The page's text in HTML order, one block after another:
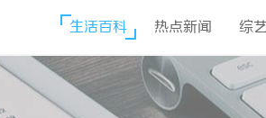
生活百科 热点新闻 综